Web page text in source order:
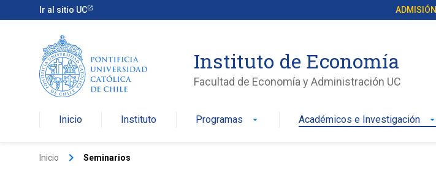
Ir al sitio UC ADMISIÓN
Instituto de Economía
Facultad de Economía y Administración UC
Inicio Instituto Programas arrow_drop_down Académicos e Investigación arrow_drop_down
Inicio keyboard_arrow_right Seminarios